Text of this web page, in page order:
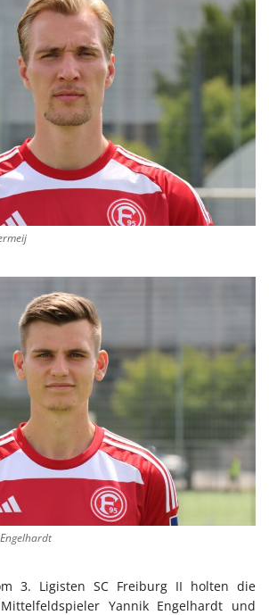
3. Ligisten SC Freiburg II holten die
Yannik Engelhardt und